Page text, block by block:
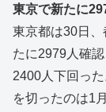
東京で新たに
東京都は30日
たに2979人確
2400人下回っ
を切ったのは1